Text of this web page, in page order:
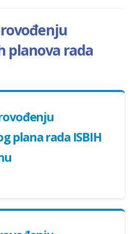
planova rada
plana rada ISBIH